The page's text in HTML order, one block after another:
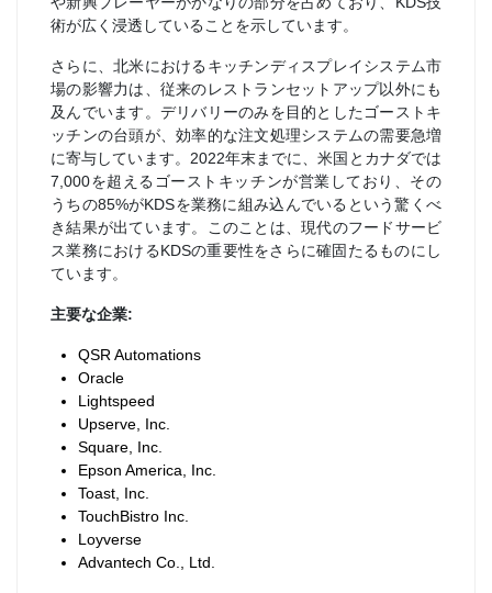
術が広く浸透していることを示しています。
さらに、北米におけるキッチンディスプレイシステム市
場の影響力は、従来のレストランセットアップ以外にも
及んでいます。デリバリーのみを目的としたゴーストキ
ッチンの台頭が、効率的な注文処理システムの需要急増
に寄与しています。2022年末までに、米国とカナダでは
7,000を超えるゴーストキッチンが営業しており、その
うちの85%がKDSを業務に組み込んでいるという驚くべ
き結果が出ています。このことは、現代のフードサービ
ス業務におけるKDSの重要性をさらに確固たるものにし
ています。
主要な企業:
QSR Automations
Oracle
Lightspeed
Upserve, Inc.
Square, Inc.
Epson America, Inc.
Toast, Inc.
TouchBistro Inc.
Loyverse
Advantech Co., Ltd.